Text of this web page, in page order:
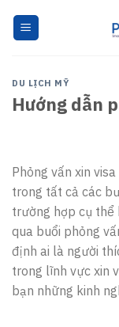
DU LỊCH MỸ
Hướng dẫn
Phỏng vấn xin
trong tất cả các
trường hợp cụ thể
qua buổi phỏng
định ai là người
trong lĩnh vực xin
bạn những kinh